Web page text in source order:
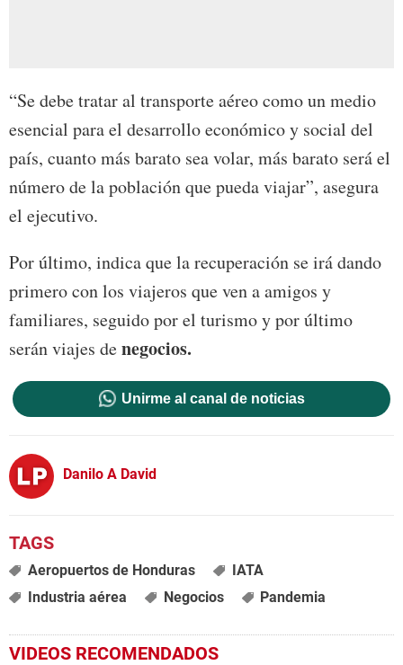
“Se debe tratar al transporte aéreo como un medio
esencial para el desarrollo económico y social del
país, cuanto más barato sea volar, más barato será el
número de la población que pueda viajar”, asegura
el ejecutivo.
Por último, indica que la recuperación se irá dando
primero con los viajeros que ven a amigos y
familiares, seguido por el turismo y por último
serán viajes denegocios.
Unirme al canal de noticias
Danilo A David
Aeropuertos de Honduras
IATA
Industria aérea
Negocios Pandemia
VIDEOS RECOMENDADOS